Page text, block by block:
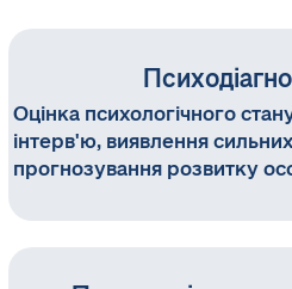
● «Основи психоаналізу»
● «Психоаналіз
Кризова та
допомога військовим та їх
Оцінка психологічного
інтерв'ю, виявлення
прогнозування розвитку